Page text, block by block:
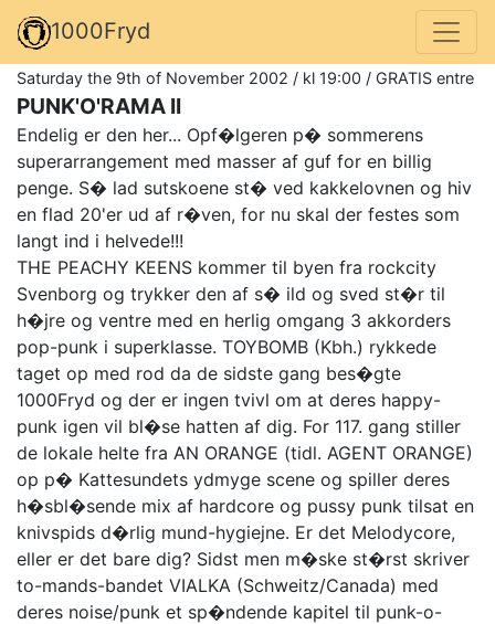
1000Fryd
Saturday the 9th of November 2002 / kl 19:00 / GRATIS entre
PUNK'O'RAMA II
Endelig er den her... Opf�lgeren p� sommerens
superarrangement med masser af guf for en billig
penge. S� lad sutskoene st� ved kakkelovnen og hiv
en flad 20'er ud af r�ven, for nu skal der festes som
langt ind i helvede!!!
THE PEACHY KEENS kommer til byen fra rockcity
Svenborg og trykker den af s� ild og sved st�r til
h�jre og ventre med en herlig omgang 3 akkorders
pop-punk i superklasse. TOYBOMB (Kbh.) rykkede
taget op med rod da de sidste gang bes�gte
1000Fryd og der er ingen tvivl om at deres happy-
punk igen vil bl�se hatten af dig. For 117. gang stiller
de lokale helte fra AN ORANGE (tidl. AGENT ORANGE)
op p� Kattesundets ydmyge scene og spiller deres
h�sbl�sende mix af hardcore og pussy punk tilsat en
knivspids d�rlig mund-hygiejne. Er det Melodycore,
eller er det bare dig? Sidst men m�ske st�rst skriver
to-mands-bandet VIALKA (Schweitz/Canada) med
deres noise/punk et sp�ndende kapitel til punk-o-